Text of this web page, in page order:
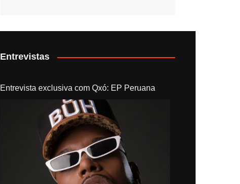
Entrevistas
Entrevista exclusiva com Qxó: EP Peruana